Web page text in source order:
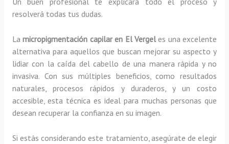
resolverá todas tus dudas.
Lamicropigmentación capilar en El Vergeles una excelente
alternativa para aquellos que buscan mejorar su aspecto y
lidiar con la caída del cabello de una manera rápida y no
invasiva. Con sus múltiples beneficios, como resultados
naturales, procesos rápidos y duraderos, y un costo
accesible, esta técnica es ideal para muchas personas que
desean recuperar la confianza en su imagen.
Si estás considerando este tratamiento, asegúrate de elegir